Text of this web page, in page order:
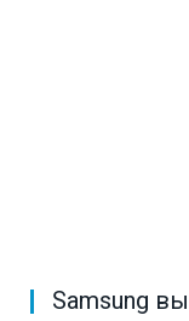
Samsung